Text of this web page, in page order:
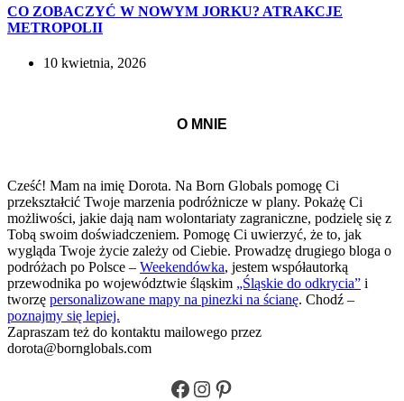
CO ZOBACZYĆ W NOWYM JORKU? ATRAKCJE
METROPOLII
10 kwietnia, 2026
O MNIE
Cześć! Mam na imię Dorota. Na Born Globals pomogę Ci
przekształcić Twoje marzenia podróżnicze w plany. Pokażę Ci
możliwości, jakie dają nam wolontariaty zagraniczne, podzielę się z
Tobą swoim doświadczeniem. Pomogę Ci uwierzyć, że to, jak
wygląda Twoje życie zależy od Ciebie. Prowadzę drugiego bloga o
podróżach po Polsce – Weekendówka, jestem współautorką
przewodnika po województwie śląskim „Śląskie do odkrycia” i
tworzę personalizowane mapy na pinezki na ścianę. Chodź –
poznajmy się lepiej.
Zapraszam też do kontaktu mailowego przez
dorota@bornglobals.com
Facebook
Instagram
Pinterest